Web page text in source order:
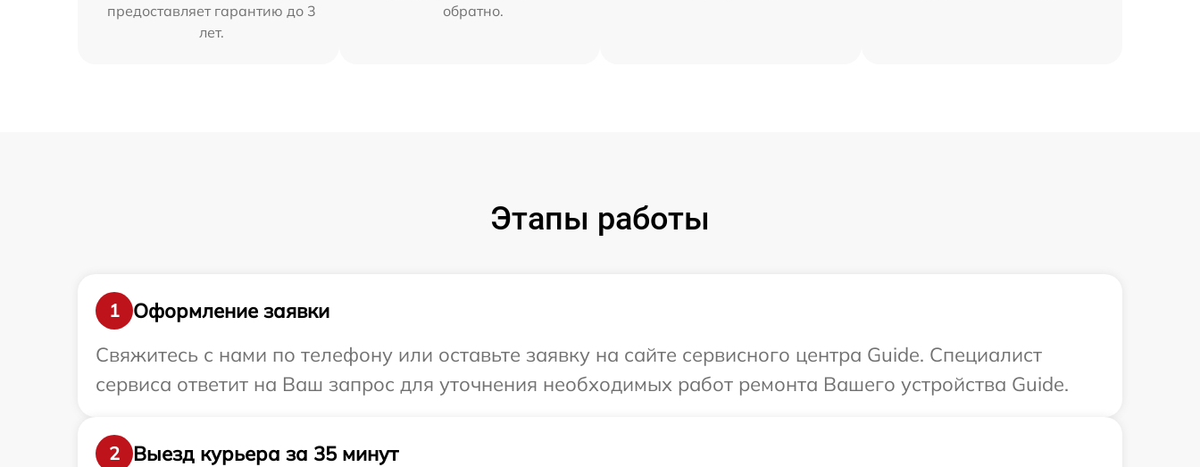
предоставляет гарантию до 3
лет.
обратно.
Этапы работы
1
Оформление заявки
Свяжитесь с нами по телефону или оставьте заявку на сайте сервисного центра Guide. Специалист
сервиса ответит на Ваш запрос для уточнения необходимых работ ремонта Вашего устройства Guide.
2
Выезд курьера за 35 минут